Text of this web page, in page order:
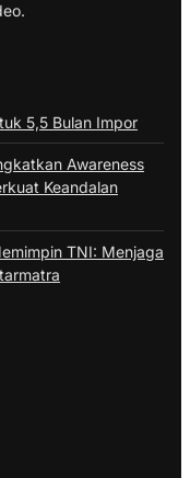
5,5 Bulan Impor
Awareness
Keandalan
TNI: Menjaga